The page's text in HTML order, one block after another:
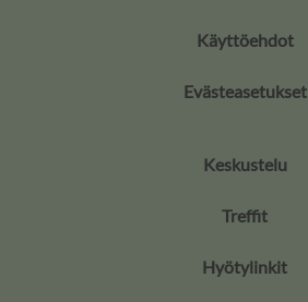
Käyttöehdot
Evästeasetukset
Keskustelu
Treffit
Hyötylinkit